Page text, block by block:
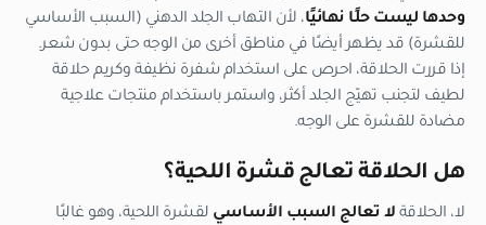
وحدها ليست حلًا نهائيًا، لأن التهاب الجلد الدهني (السبب الأساسي
للقشرة) قد يظهر أيضًا في مناطق أخرى من الوجه حتى بدون شعر.
إذا قررت الحلاقة، احرص على استخدام شفرة نظيفة وكريم حلاقة
لطيف لتجنب تهيّج الجلد أكثر، واستمر باستخدام منتجات علاجية
مضادة للقشرة على الوجه.
هل الحلاقة تعالج قشرة اللحية؟
لا، الحلاقة لا تعالج السبب الأساسي لقشرة اللحية، وهو غالبًا